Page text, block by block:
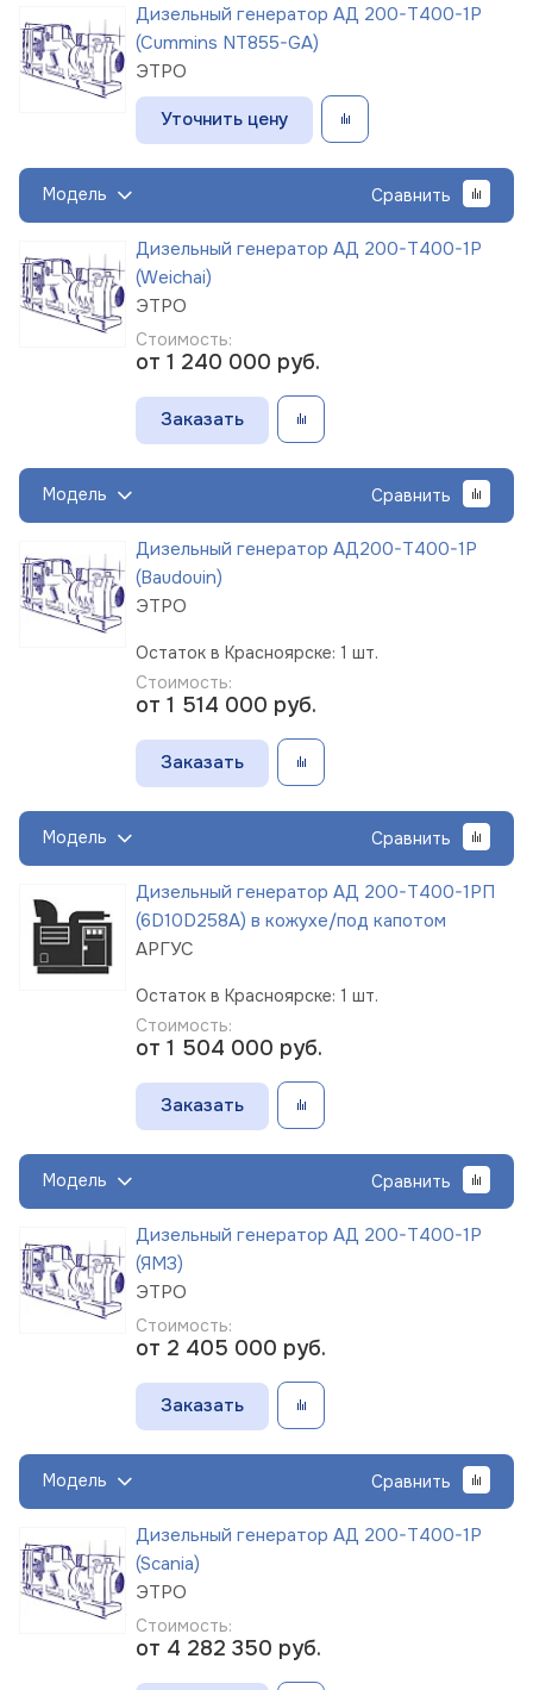
Дизельный генератор АД 200-Т400-1Р
(Cummins NT855-GA)
ЭТРО
Уточнить цену
Модель Сравнить
Дизельный генератор АД 200-Т400-1Р
(Weichai)
ЭТРО
Стоимость:
от 1 240 000 руб.
Заказать
Модель Сравнить
Дизельный генератор АД200-Т400-1Р
(Baudouin)
ЭТРО
Остаток в Красноярске: 1 шт.
Стоимость:
от 1 514 000 руб.
Заказать
Модель Сравнить
Дизельный генератор АД 200-Т400-1РП
(6D10D258A) в кожухе/под капотом
АРГУС
Остаток в Красноярске: 1 шт.
Стоимость:
от 1 504 000 руб.
Заказать
Модель Сравнить
Дизельный генератор АД 200-Т400-1Р
(ЯМЗ)
ЭТРО
Стоимость:
от 2 405 000 руб.
Заказать
Модель Сравнить
Дизельный генератор АД 200-Т400-1Р
(Scania)
ЭТРО
Стоимость:
от 4 282 350 руб.